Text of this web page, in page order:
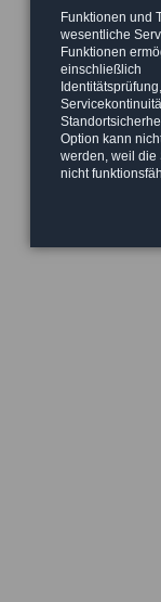
Funktionen und
wesentliche
Funktionen
einschließlich
Identitätsprüfung,
Option kann
werden, weil die
nicht